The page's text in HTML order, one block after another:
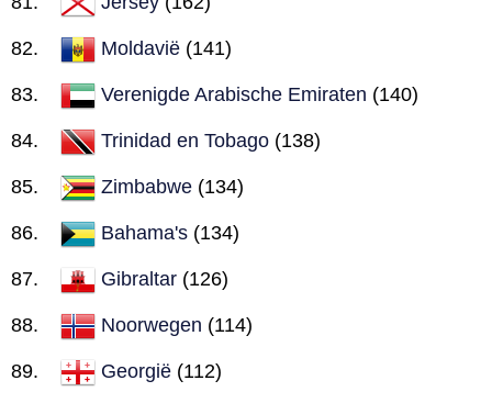
Moldavië (141)
Verenigde Arabische Emiraten (140)
Trinidad en Tobago (138)
Zimbabwe (134)
Bahama's (134)
Gibraltar (126)
Noorwegen (114)
Georgië (112)